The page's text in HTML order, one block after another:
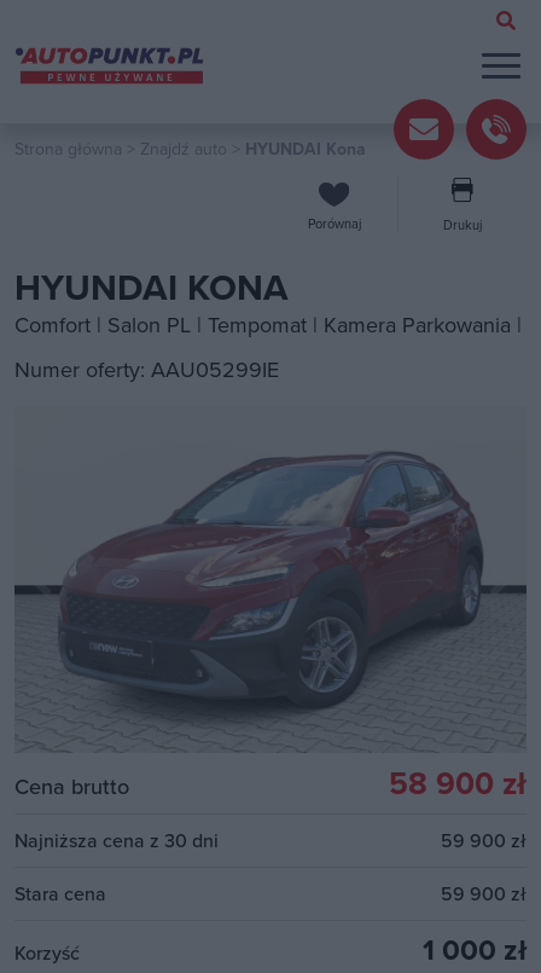
Strona główna > Znajdź auto > HYUNDAI Kona
Porównaj Drukuj
HYUNDAI KONA
Comfort | Salon PL | Tempomat | Kamera Parkowania |
Numer oferty: AAU05299IE
Cena brutto 58 900 zł
Najniższa cena z 30 dni
59 900 zł
Stara cena
59 900 zł
Korzyść 1 000 zł